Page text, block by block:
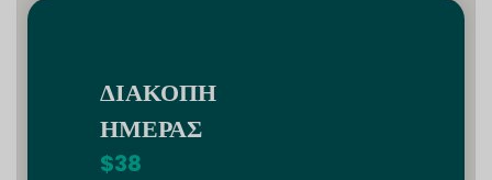
ΔΙΑΚΟΠΗ
ΗΜΕΡΑΣ
$38